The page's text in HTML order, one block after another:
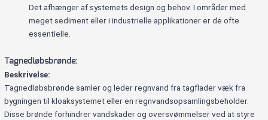
Det afhænger af systemets design og behov. I områder med
meget sediment eller i industrielle applikationer er de ofte
essentielle.
Tagnedløbsbrønde:
Beskrivelse:
Tagnedløbsbrønde samler og leder regnvand fra tagflader væk fra
bygningen til kloaksystemet eller en regnvandsopsamlingsbeholder.
Disse brønde forhindrer vandskader og oversvømmelser ved at styre